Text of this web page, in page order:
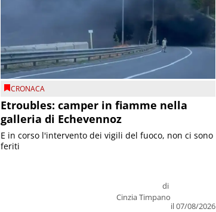
CRONACA
Etroubles: camper in fiamme nella
galleria di Echevennoz
di
Cinzia Timpano
il 07/08/2026
E in corso l'intervento dei vigili del fuoco, non ci sono
feriti